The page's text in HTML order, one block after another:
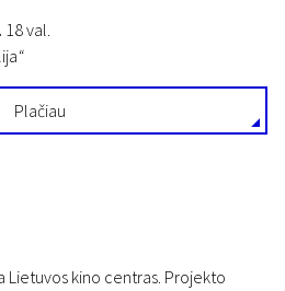
18 val.
“
Plačiau
Lietuvos kino centras. Projekto